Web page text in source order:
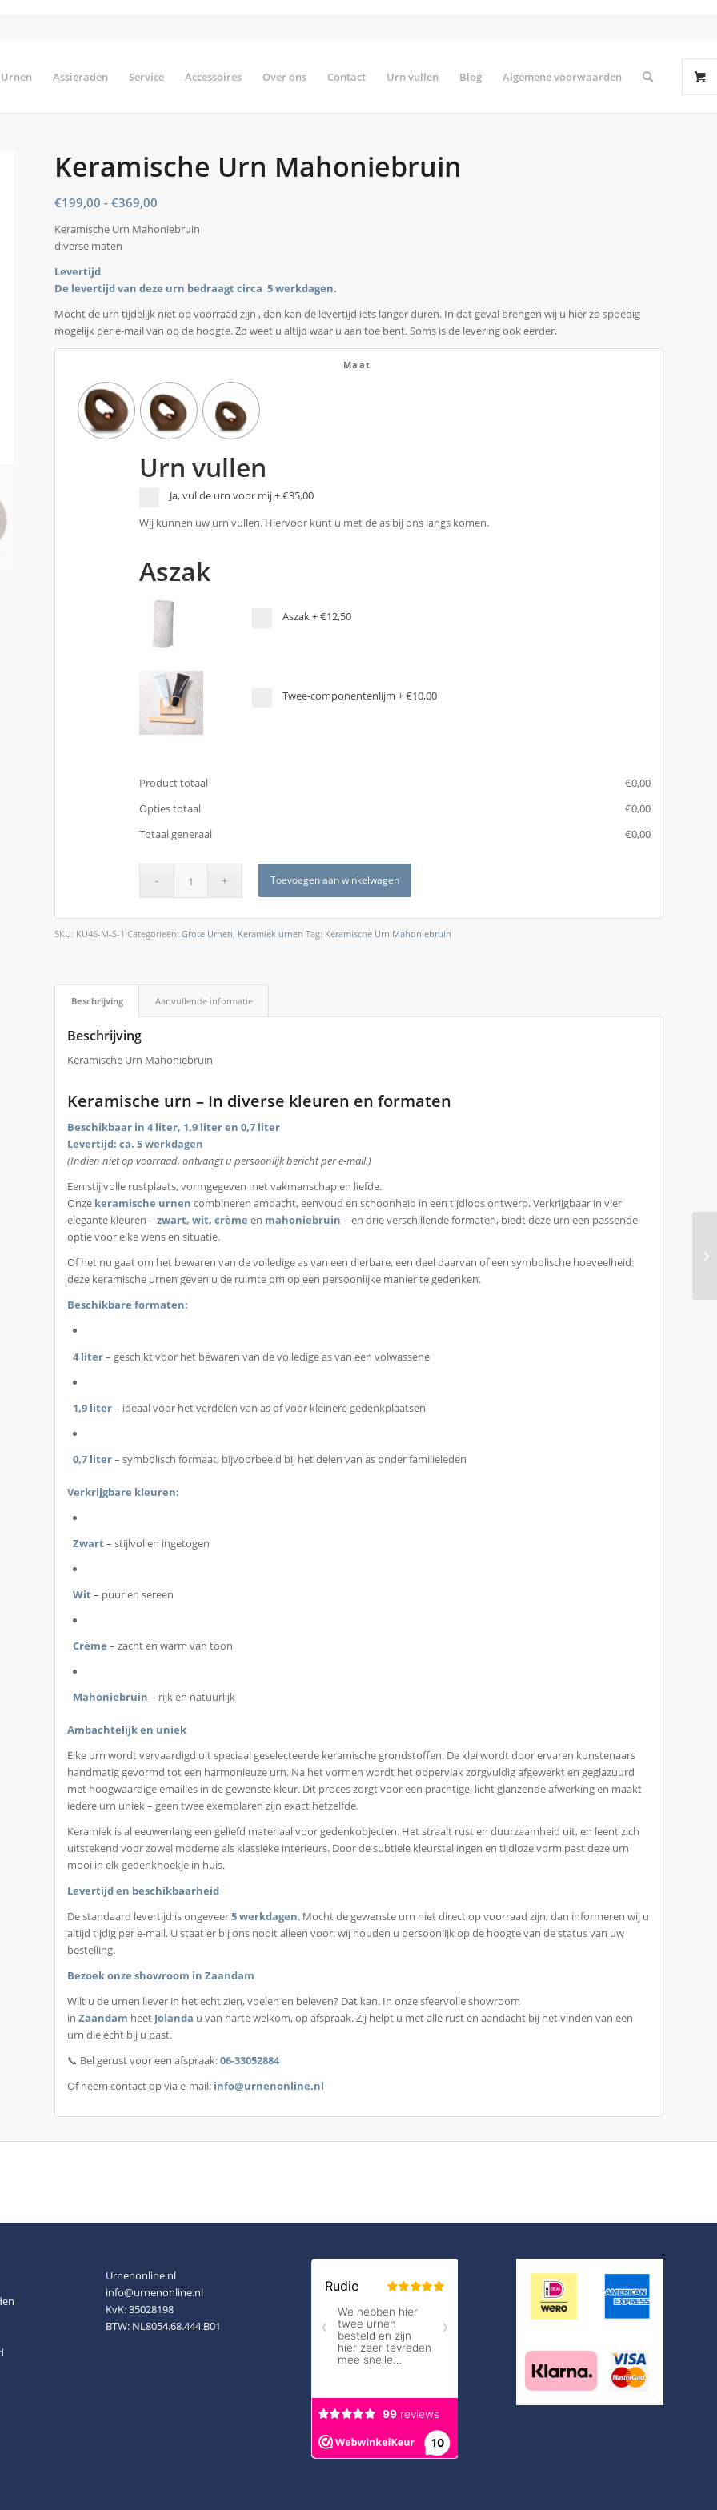
Urnen Assieraden Service Accessoires Over ons Contact Urn vullen Blog Algemene voorwaarden
Keramische Urn Mahoniebruin
€199,00 - €369,00
€199,00
Keramische Urn Mahoniebruin
diverse maten
Levertijd
De levertijd van deze urn bedraagt circa 5 werkdagen.
Mocht de urn tijdelijk niet op voorraad zijn , dan kan de levertijd iets langer duren. In dat geval brengen wij u hier zo spoedig
mogelijk per e-mail van op de hoogte. Zo weet u altijd waar u aan toe bent. Soms is de levering ook eerder.
Maat
Urn vullen
Ja, vul de urn voor mij+€35,00
Wij kunnen uw urn vullen. Hiervoor kunt u met de as bij ons langs komen.
Aszak
Aszak+€12,50
Twee-componentenlijm +€10,00
Product totaal €‎0,00
Opties totaal
€‎0,00
Totaal generaal
€‎0,00
Toevoegen aan winkelwagen
SKU: KU46-M-S-1 Categorieën:Grote Urnen, Keramiek urnen Tag: Keramische Urn Mahoniebruin
Beschrijving Aanvullende informatie
Beschrijving
Keramische Urn Mahoniebruin
Keramische urn – In diverse kleuren en formaten
Beschikbaar in 4 liter, 1,9 liter en 0,7 liter
Levertijd: ca. 5 werkdagen
(Indien niet op voorraad, ontvangt u persoonlijk bericht per e-mail.)
Een stijlvolle rustplaats, vormgegeven met vakmanschap en liefde.
Onze keramische urnen combineren ambacht, eenvoud en schoonheid in een tijdloos ontwerp. Verkrijgbaar in vier
elegante kleuren –zwart, wit, crème en mahoniebruin – en drie verschillende formaten, biedt deze urn een passende
optie voor elke wens en situatie.
Of het nu gaat om het bewaren van de volledige as van een dierbare, een deel daarvan of een symbolische hoeveelheid:
deze keramische urnen geven u de ruimte om op een persoonlijke manier te gedenken.
Beschikbare formaten:
4 liter– geschikt voor het bewaren van de volledige as van een volwassene
1,9 liter– ideaal voor het verdelen van as of voor kleinere gedenkplaatsen
0,7 liter– symbolisch formaat, bijvoorbeeld bij het delen van as onder familieleden
Verkrijgbare kleuren:
Zwart– stijlvol en ingetogen
Wit– puur en sereen
Crème – zacht en warm van toon
Mahoniebruin – rijk en natuurlijk
Ambachtelijk en uniek
Elke urn wordt vervaardigd uit speciaal geselecteerde keramische grondstoffen. De klei wordt door ervaren kunstenaars
handmatig gevormd tot een harmonieuze urn. Na het vormen wordt het oppervlak zorgvuldig afgewerkt en geglazuurd
met hoogwaardige emailles in de gewenste kleur. Dit proces zorgt voor een prachtige, licht glanzende afwerking en maakt
iedere urn uniek – geen twee exemplaren zijn exact hetzelfde.
Keramiek is al eeuwenlang een geliefd materiaal voor gedenkobjecten. Het straalt rust en duurzaamheid uit, en leent zich
uitstekend voor zowel moderne als klassieke interieurs. Door de subtiele kleurstellingen en tijdloze vorm past deze urn
mooi in elk gedenkhoekje in huis.
Levertijd en beschikbaarheid
De standaard levertijd is ongeveer5 werkdagen. Mocht de gewenste urn niet direct op voorraad zijn, dan informeren wij u
altijd tijdig per e-mail. U staat er bij ons nooit alleen voor: wij houden u persoonlijk op de hoogte van de status van uw
bestelling.
Bezoek onze showroom in Zaandam
Wilt u de urnen liever in het echt zien, voelen en beleven? Dat kan. In onze sfeervolle showroom
inZaandam heet Jolanda u van harte welkom, op afspraak. Zij helpt u met alle rust en aandacht bij het vinden van een
urn die écht bij u past.
📞 Bel gerust voor een afspraak:06-33052884
Of neem contact op via e-mail: info@urnenonline.nl
Urnenonline.nl
info@urnenonline.nl
KvK: 35028198
BTW: NL8054.68.444.B01